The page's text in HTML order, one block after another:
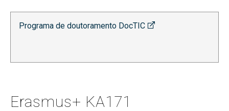
Programa de doutoramento DocTIC
Erasmus+ KA171